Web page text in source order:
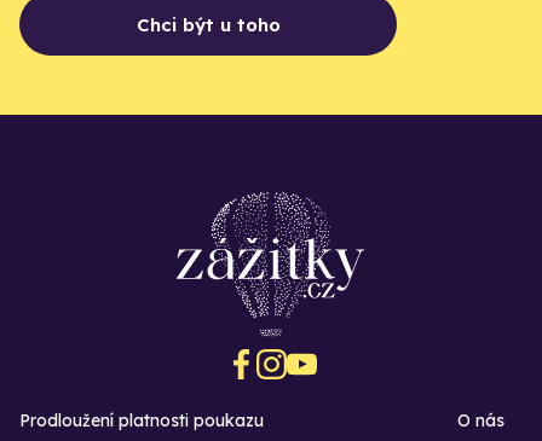
Chci být u toho
Prodloužení platnosti poukazu
O nás